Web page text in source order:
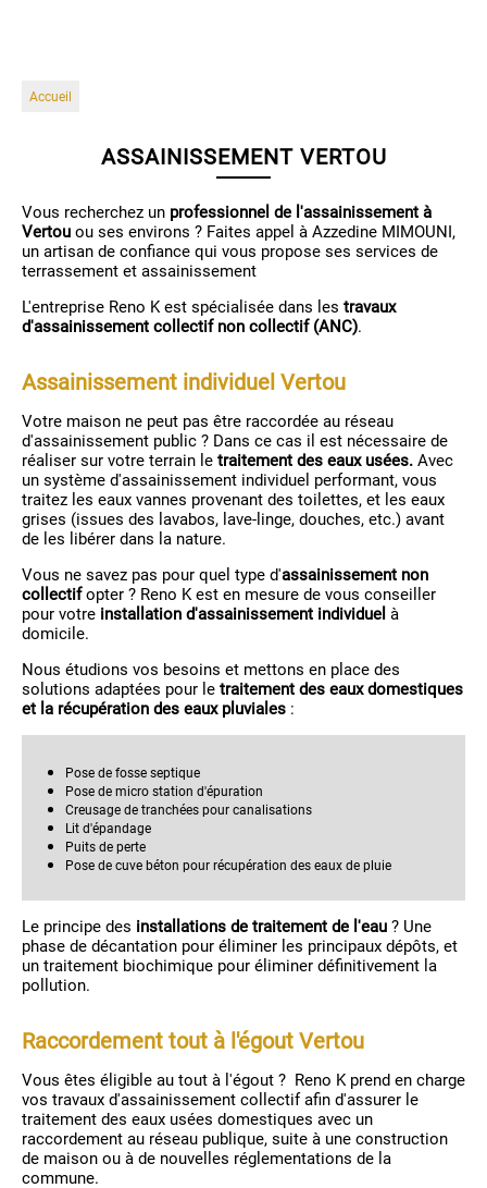
Accueil
ASSAINISSEMENT VERTOU
Vous recherchez un professionnel de l'assainissement à
Vertou ou ses environs ? Faites appel à Azzedine MIMOUNI,
un artisan de confiance qui vous propose ses services de
terrassement et assainissement
L'entreprise Reno K est spécialisée dans les travaux
d'assainissement collectif non collectif (ANC).
Assainissement individuel Vertou
Votre maison ne peut pas être raccordée au réseau
d'assainissement public ? Dans ce cas il est nécessaire de
réaliser sur votre terrain le traitement des eaux usées. Avec
un système d'assainissement individuel performant, vous
traitez les eaux vannes provenant des toilettes, et les eaux
grises (issues des lavabos, lave-linge, douches, etc.) avant
de les libérer dans la nature.
Vous ne savez pas pour quel type d'assainissement non
collectifopter ? Reno K est en mesure de vous conseiller
pour votre installation d'assainissement individuel à
domicile.
Nous étudions vos besoins et mettons en place des
solutions adaptées pour le traitement des eaux domestiques
et la récupération des eaux pluviales :
Pose de fosse septique
Pose de micro station d'épuration
Creusage de tranchées pour canalisations
Lit d'épandage
Puits de perte
Pose de cuve béton pour récupération des eaux de pluie
Le principe des installations de traitement de l'eau ? Une
phase de décantation pour éliminer les principaux dépôts, et
un traitement biochimique pour éliminer définitivement la
pollution.
Raccordement tout à l'égout Vertou
Vous êtes éligible au tout à l'égout ? Reno K prend en charge
vos travaux d'assainissement collectif afin d'assurer le
traitement des eaux usées domestiques avec un
raccordement au réseau publique, suite à une construction
de maison ou à de nouvelles réglementations de la
commune.